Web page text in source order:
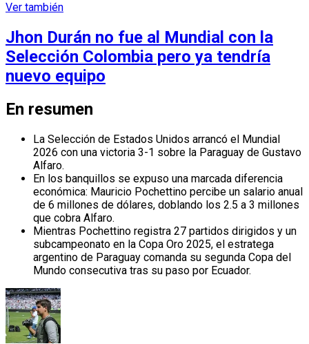
Ver también
Jhon Durán no fue al Mundial con la
Selección Colombia pero ya tendría
nuevo equipo
En resumen
La Selección de Estados Unidos arrancó el Mundial
2026 con una victoria 3-1 sobre la Paraguay de Gustavo
Alfaro.
En los banquillos se expuso una marcada diferencia
económica: Mauricio Pochettino percibe un salario anual
de 6 millones de dólares, doblando los 2.5 a 3 millones
que cobra Alfaro.
Mientras Pochettino registra 27 partidos dirigidos y un
subcampeonato en la Copa Oro 2025, el estratega
argentino de Paraguay comanda su segunda Copa del
Mundo consecutiva tras su paso por Ecuador.